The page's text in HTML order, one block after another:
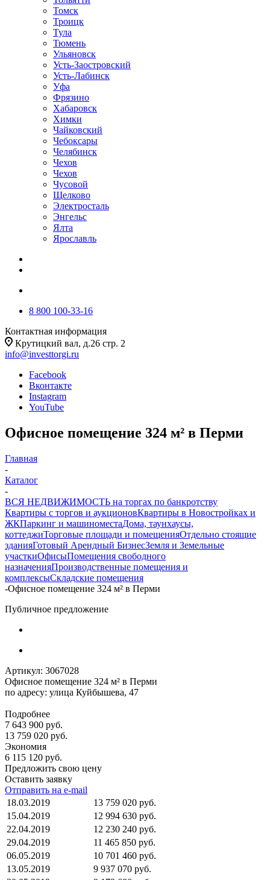
Томск
Троицк
Тула
Тюмень
Ульяновск
Усть-Заостровский
Усть-Лабинск
Уфа
Фрязино
Хабаровск
Химки
Чайковский
Чебоксары
Челябинск
Чехов
Чехов
Чусовой
Щелково
Электросталь
Энгельс
Ялта
Ярославль
8 800 100-33-16
Контактная информация
Крутицкий вал, д.26 стр. 2
info@investtorgi.ru
Facebook
Вконтакте
Instagram
YouTube
Офисное помещение 324 м² в Перми
Главная
-
Каталог
-
ВСЯ НЕДВИЖИМОСТЬ на торгах по банкротству
Квартиры с торгов и аукционовКвартиры в Новостройках и
ЖКПаркинг и машиноместаДома, таунхаусы,
коттеджиТорговые площади и помещенияОтдельно стоящие
зданияГотовый Арендный БизнесЗемля и Земельные
участкиОфисыПомещения свободного
назначенияПроизводственные помещения и
комплексыСкладские помещения
-Офисное помещение 324 м² в Перми
Публичное предложение
Артикул: 3067028
Офисное помещение 324 м² в Перми
по адресу: улица Куйбышева, 47
Подробнее
7 643 900 руб.
13 759 020 руб.
Экономия
6 115 120 руб.
Предложить свою цену
Оставить заявку
Отправить на e-mail
18.03.2019
13 759 020 руб.
15.04.2019
12 994 630 руб.
22.04.2019
12 230 240 руб.
29.04.2019
11 465 850 руб.
06.05.2019
10 701 460 руб.
13.05.2019
9 937 070 руб.